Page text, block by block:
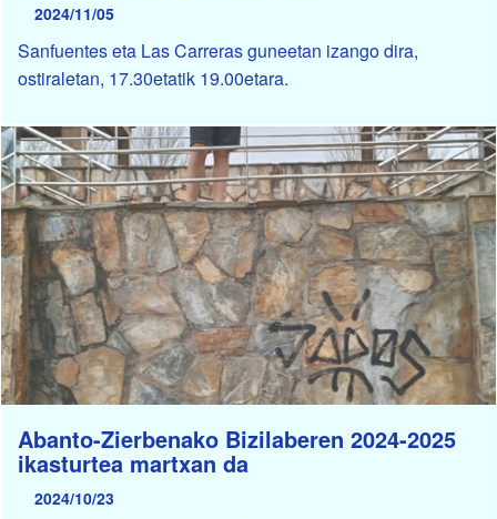
2024/11/05
Sanfuentes eta Las Carreras guneetan izango dira,
ostiraletan, 17.30etatik 19.00etara.
Abanto-Zierbenako Bizilaberen 2024-2025
ikasturtea martxan da
2024/10/23